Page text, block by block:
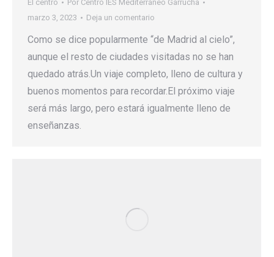
El centro Por Centro IES Mediterráneo Garrucha
marzo 3, 2023
Deja un comentario
Como se dice popularmente “de Madrid al cielo”,
aunque el resto de ciudades visitadas no se han
quedado atrás.Un viaje completo, lleno de cultura y
buenos momentos para recordar.El próximo viaje
será más largo, pero estará igualmente lleno de
enseñanzas.